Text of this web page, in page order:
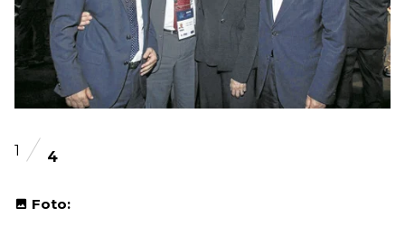
1 4
Foto: